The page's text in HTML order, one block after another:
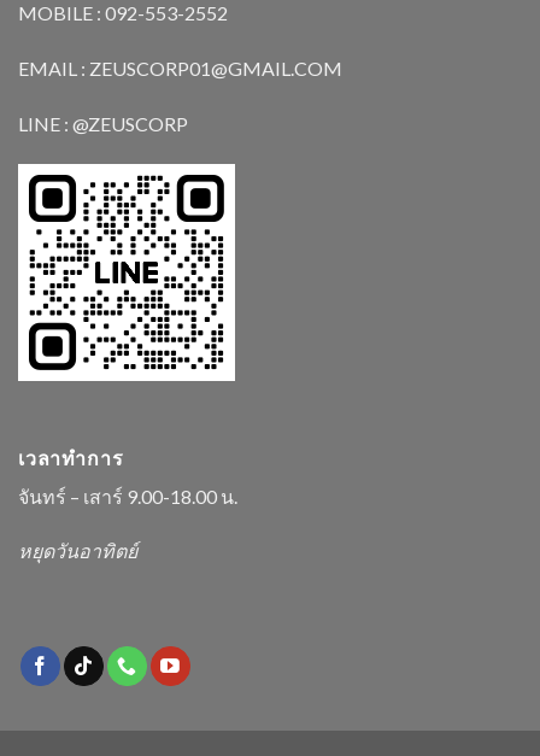
MOBILE : 092-553-2552
EMAIL : ZEUSCORP01@GMAIL.COM
LINE : @ZEUSCORP
เวลาทำการ
จันทร์ – เสาร์ 9.00-18.00 น.
หยุดวันอาทิตย์